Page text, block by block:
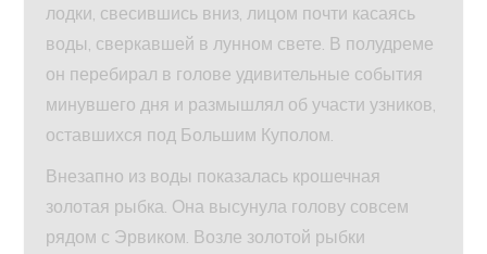
лодки, свесившись вниз, лицом почти касаясь
воды, сверкавшей в лунном свете. В полудреме
он перебирал в голове удивительные события
минувшего дня и размышлял об участи узников,
оставшихся под Большим Куполом.
Внезапно из воды показалась крошечная
золотая рыбка. Она высунула голову совсем
рядом с Эрвиком. Возле золотой рыбки